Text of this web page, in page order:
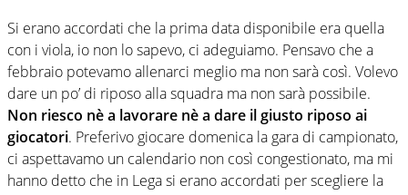
Si erano accordati che la prima data disponibile era quella
con i viola, io non lo sapevo, ci adeguiamo. Pensavo che a
febbraio potevamo allenarci meglio ma non sarà così. Volevo
dare un po’ di riposo alla squadra ma non sarà possibile.
Non riesco nè a lavorare nè a dare il giusto riposo ai
giocatori. Preferivo giocare domenica la gara di campionato,
ci aspettavamo un calendario non così congestionato, ma mi
hanno detto che in Lega si erano accordati per scegliere la